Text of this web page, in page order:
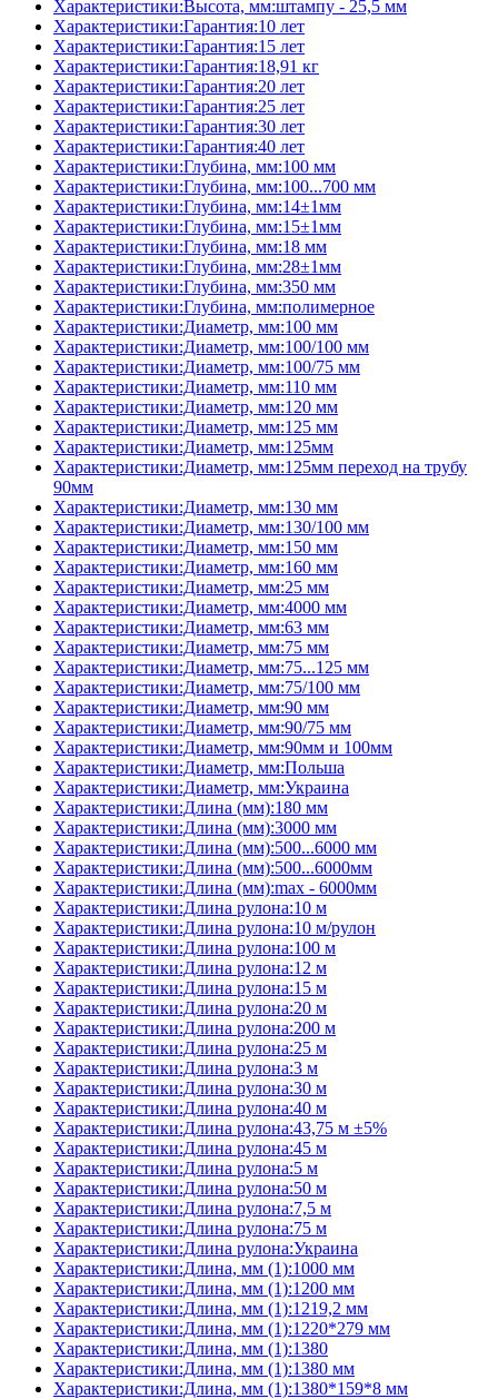
Характеристики:Высота, мм:штампу - 25,5 мм
Характеристики:Гарантия:10 лет
Характеристики:Гарантия:15 лет
Характеристики:Гарантия:18,91 кг
Характеристики:Гарантия:20 лет
Характеристики:Гарантия:25 лет
Характеристики:Гарантия:30 лет
Характеристики:Гарантия:40 лет
Характеристики:Глубина, мм:100 мм
Характеристики:Глубина, мм:100...700 мм
Характеристики:Глубина, мм:14±1мм
Характеристики:Глубина, мм:15±1мм
Характеристики:Глубина, мм:18 мм
Характеристики:Глубина, мм:28±1мм
Характеристики:Глубина, мм:350 мм
Характеристики:Глубина, мм:полимерное
Характеристики:Диаметр, мм:100 мм
Характеристики:Диаметр, мм:100/100 мм
Характеристики:Диаметр, мм:100/75 мм
Характеристики:Диаметр, мм:110 мм
Характеристики:Диаметр, мм:120 мм
Характеристики:Диаметр, мм:125 мм
Характеристики:Диаметр, мм:125мм
Характеристики:Диаметр, мм:125мм переход на трубу
90мм
Характеристики:Диаметр, мм:130 мм
Характеристики:Диаметр, мм:130/100 мм
Характеристики:Диаметр, мм:150 мм
Характеристики:Диаметр, мм:160 мм
Характеристики:Диаметр, мм:25 мм
Характеристики:Диаметр, мм:4000 мм
Характеристики:Диаметр, мм:63 мм
Характеристики:Диаметр, мм:75 мм
Характеристики:Диаметр, мм:75...125 мм
Характеристики:Диаметр, мм:75/100 мм
Характеристики:Диаметр, мм:90 мм
Характеристики:Диаметр, мм:90/75 мм
Характеристики:Диаметр, мм:90мм и 100мм
Характеристики:Диаметр, мм:Польша
Характеристики:Диаметр, мм:Украина
Характеристики:Длина (мм):180 мм
Характеристики:Длина (мм):3000 мм
Характеристики:Длина (мм):500...6000 мм
Характеристики:Длина (мм):500...6000мм
Характеристики:Длина (мм):max - 6000мм
Характеристики:Длина рулона:10 м
Характеристики:Длина рулона:10 м/рулон
Характеристики:Длина рулона:100 м
Характеристики:Длина рулона:12 м
Характеристики:Длина рулона:15 м
Характеристики:Длина рулона:20 м
Характеристики:Длина рулона:200 м
Характеристики:Длина рулона:25 м
Характеристики:Длина рулона:3 м
Характеристики:Длина рулона:30 м
Характеристики:Длина рулона:40 м
Характеристики:Длина рулона:43,75 м ±5%
Характеристики:Длина рулона:45 м
Характеристики:Длина рулона:5 м
Характеристики:Длина рулона:50 м
Характеристики:Длина рулона:7,5 м
Характеристики:Длина рулона:75 м
Характеристики:Длина рулона:Украина
Характеристики:Длина, мм (1):1000 мм
Характеристики:Длина, мм (1):1200 мм
Характеристики:Длина, мм (1):1219,2 мм
Характеристики:Длина, мм (1):1220*279 мм
Характеристики:Длина, мм (1):1380
Характеристики:Длина, мм (1):1380 мм
Характеристики:Длина, мм (1):1380*159*8 мм